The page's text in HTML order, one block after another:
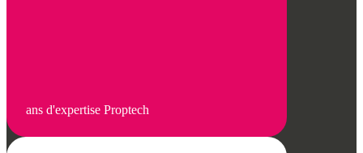
ans d'expertise Proptech